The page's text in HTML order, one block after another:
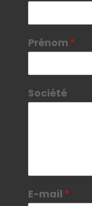
Prénom *
Société
E-mail *